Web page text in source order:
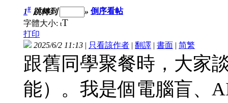
1# 跳轉到 » 倒序看帖
字體大小: tT
打印
2025/6/2 11:13 | 只看該作者 | 翻譯 | 書面 | 简繁
跟舊同學聚餐時，大家
能）。我是個電腦盲、